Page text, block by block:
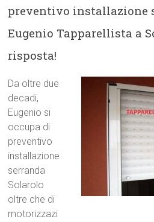
preventivo installazione
Eugenio Tapparellista a
risposta!
Da oltre due
decadi,
Eugenio si
occupa di
preventivo
installazione
serranda
Solarolo
oltre che di
motorizzazi